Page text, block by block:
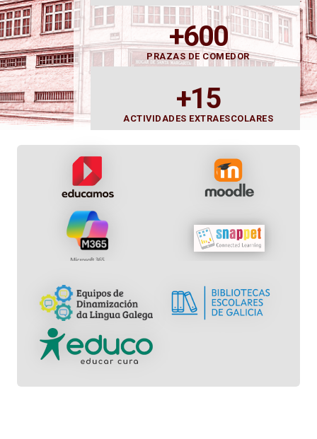
+600
PRAZAS DE COMEDOR
+15
ACTIVIDADES EXTRAESCOLARES